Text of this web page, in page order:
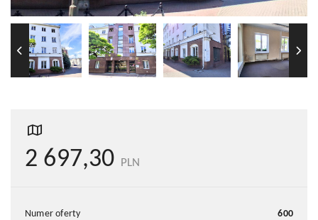
2 697,30 PLN
numer oferty
600